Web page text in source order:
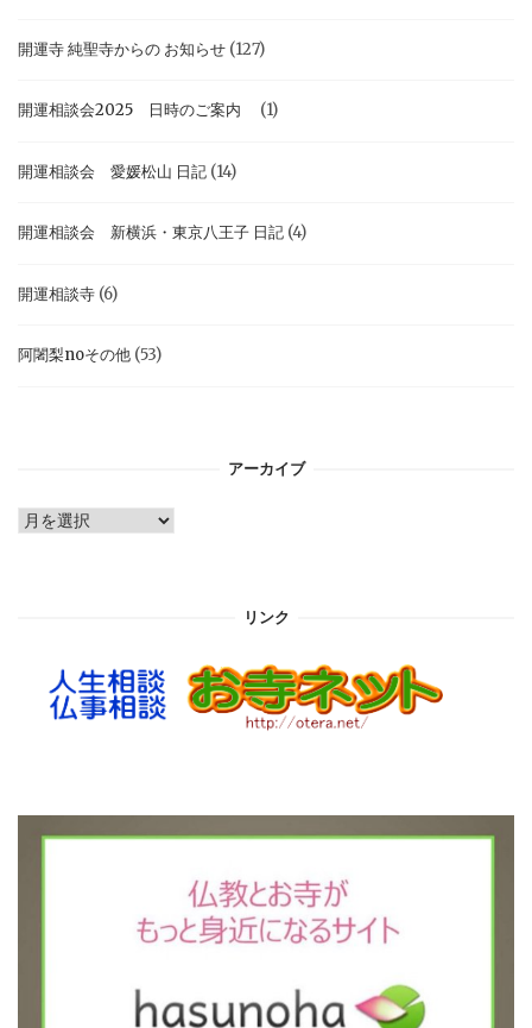
開運寺 純聖寺からの お知らせ (127)
開運相談会2025 日時のご案内 (1)
開運相談会 愛媛松山 日記 (14)
開運相談会 新横浜・東京八王子 日記 (4)
開運相談寺 (6)
阿闍梨noその他 (53)
アーカイブ
ア
リンク